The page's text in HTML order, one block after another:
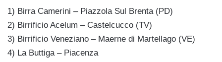
1) Birra Camerini – Piazzola Sul Brenta (PD)
2) Birrificio Acelum – Castelcucco (TV)
3) Birrificio Veneziano – Maerne di Martellago (VE)
4) La Buttiga – Piacenza